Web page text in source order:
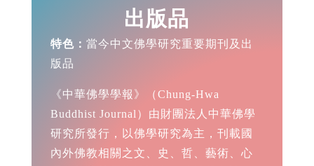
出版品
特色： 當今中文佛學研究重要期刊及出
版品
《中華佛學學報》（Chung-Hwa
Buddhist Journal）由財團法人中華佛學
研究所發行，以佛學研究為主，刊載國
內外佛教相關之文、史、哲、藝術、心